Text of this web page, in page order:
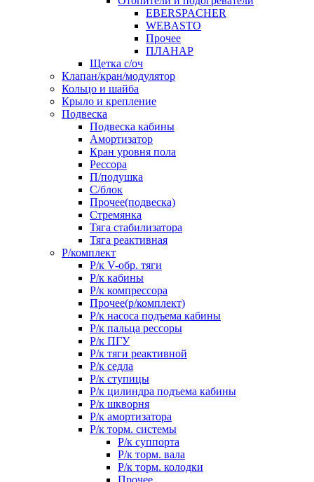
EBERSPACHER
WEBASTO
Прочее
ПЛАНАР
Щетка с/оч
Клапан/кран/модулятор
Кольцо и шайба
Крыло и крепление
Подвеска
Подвеска кабины
Амортизатор
Кран уровня пола
Рессора
П/подушка
С/блок
Прочее(подвеска)
Стремянка
Тяга стабилизатора
Тяга реактивная
Р/комплект
Р/к V-обр. тяги
Р/к кабины
Р/к компрессора
Прочее(р/комплект)
Р/к насоса подъема кабины
Р/к пальца рессоры
Р/к ПГУ
Р/к тяги реактивной
Р/к седла
Р/к ступицы
Р/к цилиндра подъема кабины
Р/к шкворня
Р/к амортизатора
Р/к торм. системы
Р/к суппорта
Р/к торм. вала
Р/к торм. колодки
Прочее